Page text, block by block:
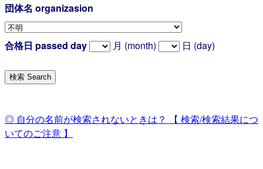
団体名 organizasion
合格日 passed day 月 (month) 日 (day)
◎ 自分の名前が検索されないときは？ 【 検索/検索結果につ
いてのご注意 】